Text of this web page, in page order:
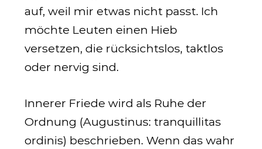
auf, weil mir etwas nicht passt. Ich
möchte Leuten einen Hieb
versetzen, die rücksichtslos, taktlos
oder nervig sind.
Innerer Friede wird als Ruhe der
Ordnung (Augustinus: tranquillitas
ordinis) beschrieben. Wenn das wahr